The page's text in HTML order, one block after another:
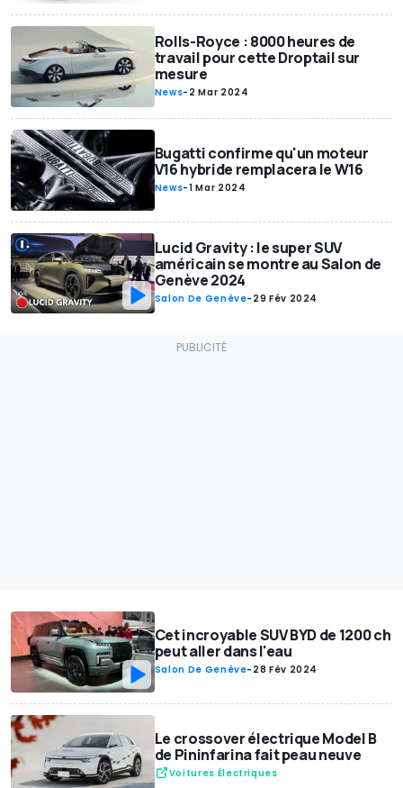
Rolls-Royce : 8000 heures de
travail pour cette Droptail sur
mesure
News- 2 Mar 2024
Bugatti confirme qu'un moteur
V16 hybride remplacera le W16
News-1 Mar 2024
Lucid Gravity : le super SUV
américain se montre au Salon de
Genève 2024
Salon De Genève- 29 Fév 2024
Cet incroyable SUV BYD de 1200 ch
peut aller dans l'eau
Salon De Genève- 28 Fév 2024
Le crossover électrique Model B
de Pininfarina fait peau neuve
Voitures Électriques